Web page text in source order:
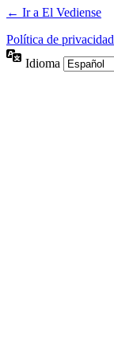
← Ir a El Vediense
Política de privacidad
Idioma